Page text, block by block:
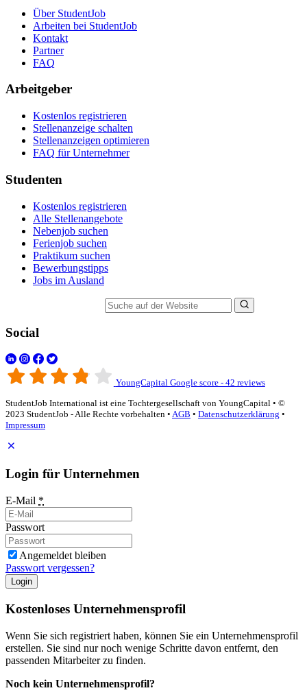
Über StudentJob
Arbeiten bei StudentJob
Kontakt
Partner
FAQ
Arbeitgeber
Kostenlos registrieren
Stellenanzeige schalten
Stellenanzeigen optimieren
FAQ für Unternehmer
Studenten
Kostenlos registrieren
Alle Stellenangebote
Nebenjob suchen
Ferienjob suchen
Praktikum suchen
Bewerbungstipps
Jobs im Ausland
Social
YoungCapital Google score - 42 reviews
StudentJob International ist eine Tochtergesellschaft von YoungCapital • ©
2023 StudentJob - Alle Rechte vorbehalten • AGB • Datenschutzerklärung •
Impressum
Login für Unternehmen
E-Mail *
Passwort
Angemeldet bleiben
Passwort vergessen?
Login
Kostenloses Unternehmensprofil
Wenn Sie sich registriert haben, können Sie ein Unternehmensprofil
erstellen. Sie sind nur noch wenige Schritte davon entfernt, den
passenden Mitarbeiter zu finden.
Noch kein Unternehmensprofil?